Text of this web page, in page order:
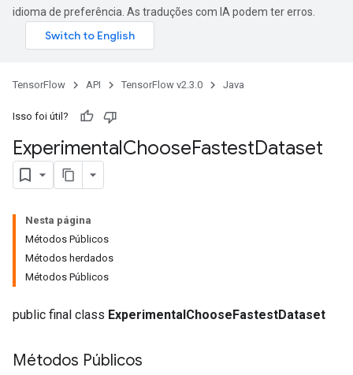
idioma de preferência. As traduções com IA podem ter erros.
TensorFlow API TensorFlow v2.3.0 Java
Isso foi útil?
ExperimentalChooseFastestDataset
Nesta página
Métodos Públicos
Métodos herdados
Métodos Públicos
public final class ExperimentalChooseFastestDataset
Métodos Públicos